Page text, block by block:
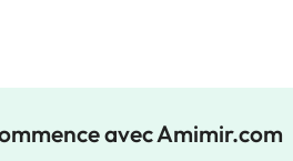
avec Amimir.com